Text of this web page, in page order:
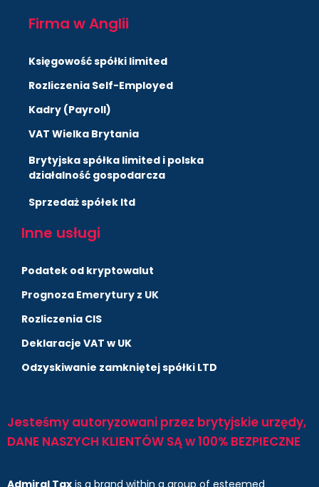
Firma w Anglii
Księgowość spółki limited
Rozliczenia Self-Employed
Kadry (Payroll)
VAT Wielka Brytania
Brytyjska spółka limited i polska
działalność gospodarcza
Sprzedaż spółek ltd
Inne usługi
Podatek od kryptowalut
Prognoza Emerytury z UK
Rozliczenia CIS
Deklaracje VAT w UK
Odzyskiwanie zamkniętej spółki LTD
Jesteśmy autoryzowani przez brytyjskie urzędy,
DANE NASZYCH KLIENTÓW SĄ w 100% BEZPIECZNE
Admiral Tax is a brand within a group of esteemed